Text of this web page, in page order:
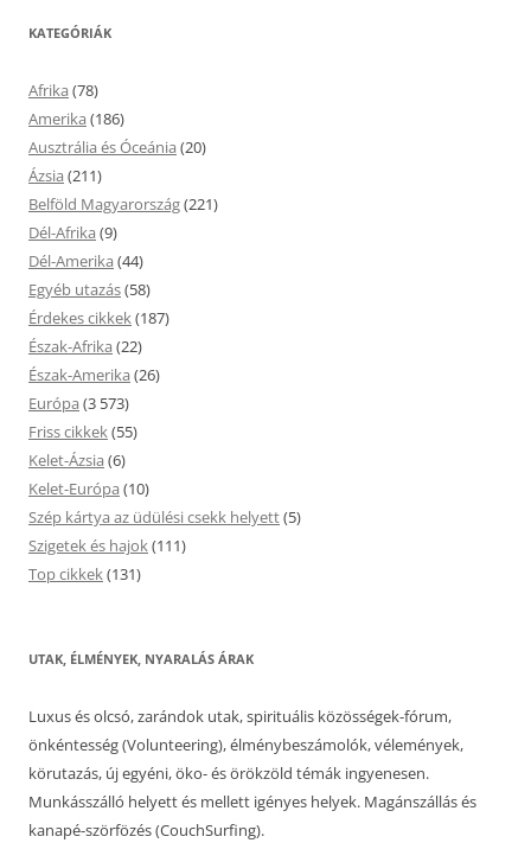
KATEGÓRIÁK
Afrika (78)
Amerika (186)
Ausztrália és Óceánia (20)
Ázsia (211)
Belföld Magyarország(221)
Dél-Afrika (9)
Dél-Amerika (44)
Egyéb utazás(58)
Érdekes cikkek(187)
Észak-Afrika (22)
Észak-Amerika (26)
Európa (3 573)
Friss cikkek(55)
Kelet-Ázsia (6)
Kelet-Európa (10)
Szép kártya az üdülési csekk helyett(5)
Szigetek és hajok(111)
Top cikkek(131)
UTAK, ÉLMÉNYEK, NYARALÁS ÁRAK
Luxus és olcsó, zarándok utak, spirituális közösségek-fórum,
önkéntesség (Volunteering), élménybeszámolók, vélemények,
körutazás, új egyéni, öko- és örökzöld témák ingyenesen.
Munkásszálló helyett és mellett igényes helyek. Magánszállás és
kanapé-szörfözés (CouchSurfing).